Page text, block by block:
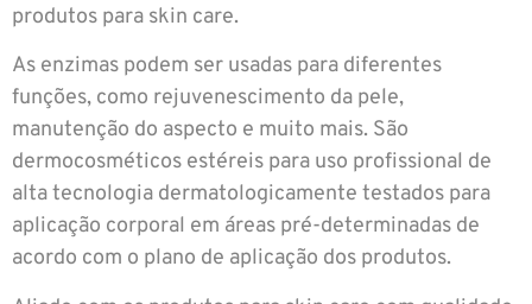
produtos para skin care.
As enzimas podem ser usadas para diferentes
funções, como rejuvenescimento da pele,
manutenção do aspecto e muito mais. São
dermocosméticos estéreis para uso profissional de
alta tecnologia dermatologicamente testados para
aplicação corporal em áreas pré-determinadas de
acordo com o plano de aplicação dos produtos.